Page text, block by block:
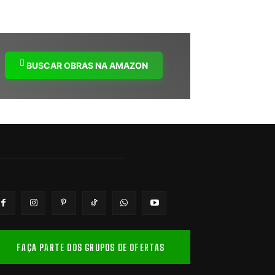
BUSCAR OBRAS NA AMAZON
FAÇA PARTE DOS GRUPOS DE OFERTAS